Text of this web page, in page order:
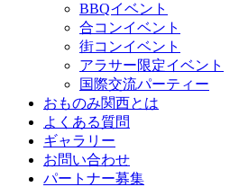
BBQイベント
合コンイベント
街コンイベント
アラサー限定イベント
国際交流パーティー
おものみ関西とは
よくある質問
ギャラリー
お問い合わせ
パートナー募集